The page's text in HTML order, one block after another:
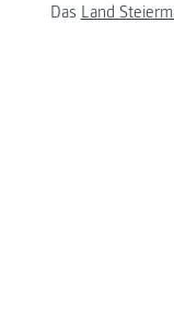
Das Land